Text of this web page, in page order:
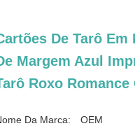
De Tarô
Margem Azul
Roxo Romance
Da Marca: OEM